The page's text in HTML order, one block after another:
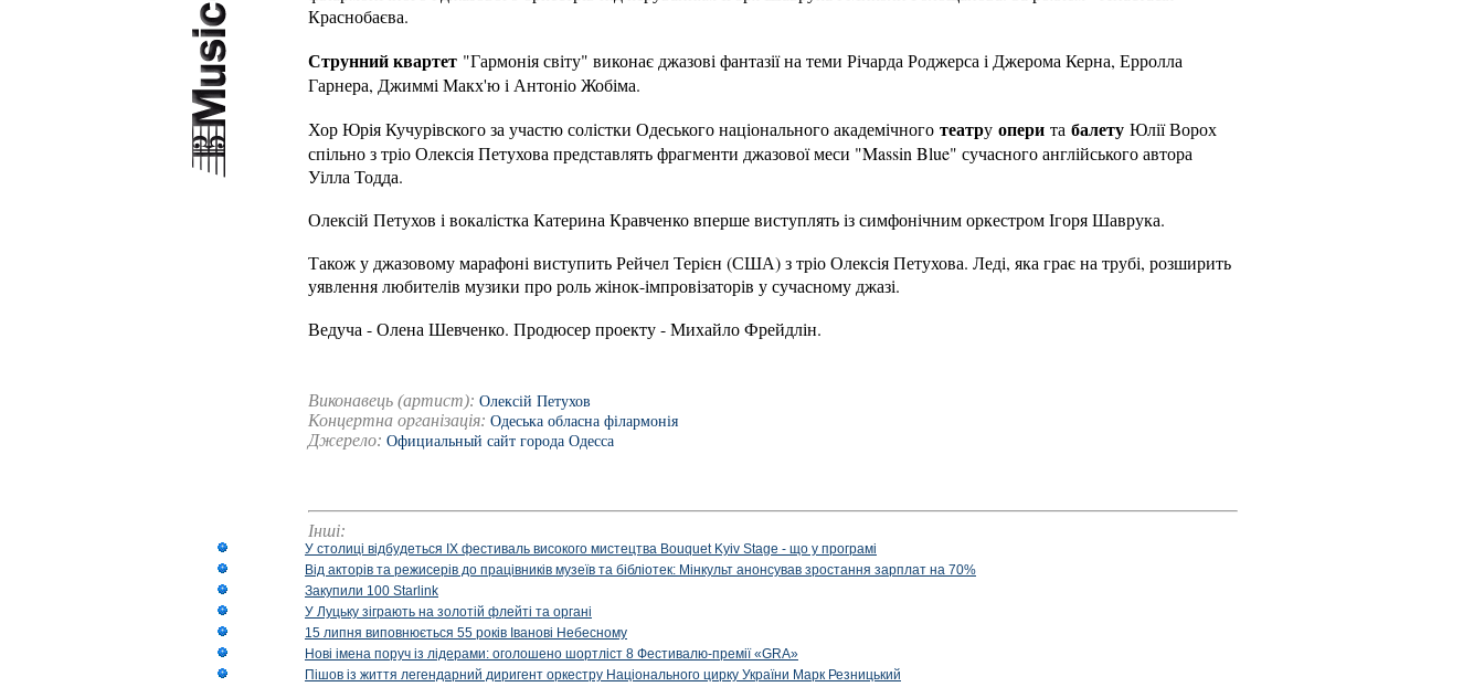
Краснобаєва.
Струнний квартет "Гармонія світу" виконає джазові фантазії на теми Річарда Роджерса і Джерома Керна, Ерролла
Гарнера, Джиммі Макх'ю і Антоніо Жобіма.
Хор Юрія Кучурівского за участю солістки Одеського національного академічного театру опери та балету Юлії Ворох
спільно з тріо Олексія Петухова представлять фрагменти джазової меси "Massin Blue" сучасного англійського автора
Уілла Тодда.
Олексій Петухов і вокалістка Катерина Кравченко вперше виступлять із симфонічним оркестром Ігоря Шаврука.
Також у джазовому марафоні виступить Рейчел Терієн (США) з тріо Олексія Петухова. Леді, яка грає на трубі, розширить
уявлення любителів музики про роль жінок-імпровізаторів у сучасному джазі.
Ведуча - Олена Шевченко. Продюсер проекту - Михайло Фрейдлін.
Виконавець (артист): Олексій Петухов
Концертна організація: Одеська обласна філармонія
Джерело: Официальный сайт города Одесса
Інші:
У столиці відбудеться IX фестиваль високого мистецтва Bouquet Kyiv Stage - що у програмі
Від акторів та режисерів до працівників музеїв та бібліотек: Мінкульт анонсував зростання зарплат на 70%
Закупили 100 Starlink
У Луцьку зіграють на золотій флейті та органі
15 липня виповнюється 55 років Іванові Небесному
Нові імена поруч із лідерами: оголошено шортліст 8 Фестивалю-премії «GRA»
Пішов із життя легендарний диригент оркестру Національного цирку України Марк Резницький